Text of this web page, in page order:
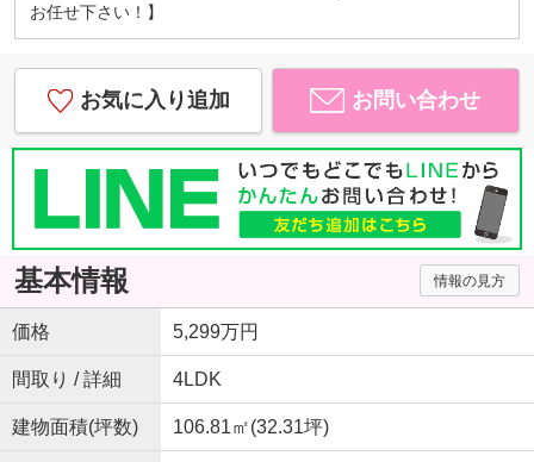
お任せ下さい！】
お気に入り追加 お問い合わせ
基本情報 情報の見方
価格 5,299万円
間取り / 詳細 4LDK
建物面積(坪数) 106.81㎡(32.31坪)